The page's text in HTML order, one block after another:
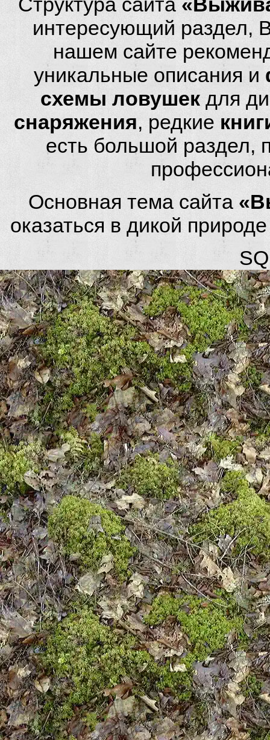
интересующий раздел,
нашем сайте
уникальные описания и
схемы ловушек для
снаряжения, редкие
есть большой
Основная тема сайта
оказаться в дикой